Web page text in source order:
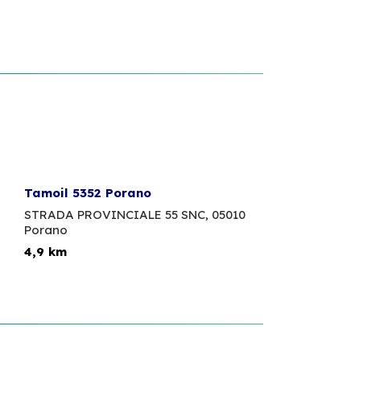
Tamoil 5352 Porano
STRADA PROVINCIALE 55 SNC, 05010
Porano
4,9 km